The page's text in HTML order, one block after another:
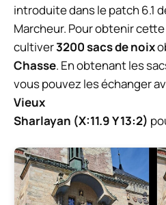
introduite dans le patch 6.1
Marcheur. Pour obtenir
cultiver3200 sacs de noix
Chasse. En obtenant les
vous pouvez les échanger
Vieux
Sharlayan (X:11.9 Y 13:2)